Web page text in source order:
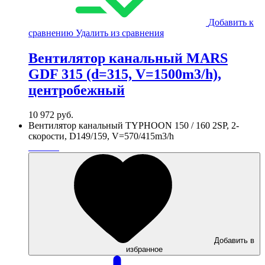
Добавить к
сравнению Удалить из сравнения
Вентилятор канальный MARS
GDF 315 (d=315, V=1500m3/h),
центробежный
10 972 руб.
Вентилятор канальный TYPHOON 150 / 160 2SP, 2-
скорости, D149/159, V=570/415m3/h
Добавить в
избранное